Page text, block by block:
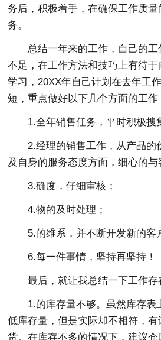
务后，积极着手，在确保工作质
务。
总结一年来的工作，自己的工
不足，在工作方法和技巧上有待
学习，20XX年自己计划在去年工
短，重点做好以下几个方面的工作
1.全年销售任务，平时积极搜
2.经理的销售工作，从产品的
及自身的服务态度方面，细心的与
3.确度，仔细审核；
4.物的及时处理；
5.的维系，并不断开发新的客
6.每一件事情，坚持再坚持！
最后，就让我总结一下工作存
1.的库存量不够。虽然库存表
低库存量，但是实际却不相符，
货。在库存不多的情况下，建议